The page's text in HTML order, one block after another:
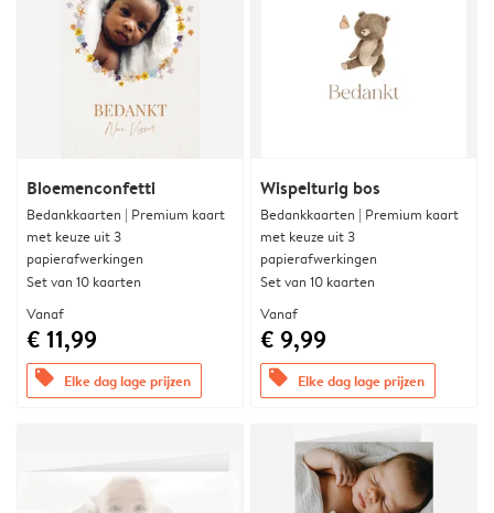
Bloemenconfetti
Bedankkaarten | Premium kaart
met keuze uit 3
papierafwerkingen
Set van 10 kaarten
Vanaf
€ 11,99
offers Elke dag lage prijzen
Wispelturig bos
Bedankkaarten | Premium kaart
met keuze uit 3
papierafwerkingen
Set van 10 kaarten
Vanaf
€ 9,99
offers Elke dag lage prijzen